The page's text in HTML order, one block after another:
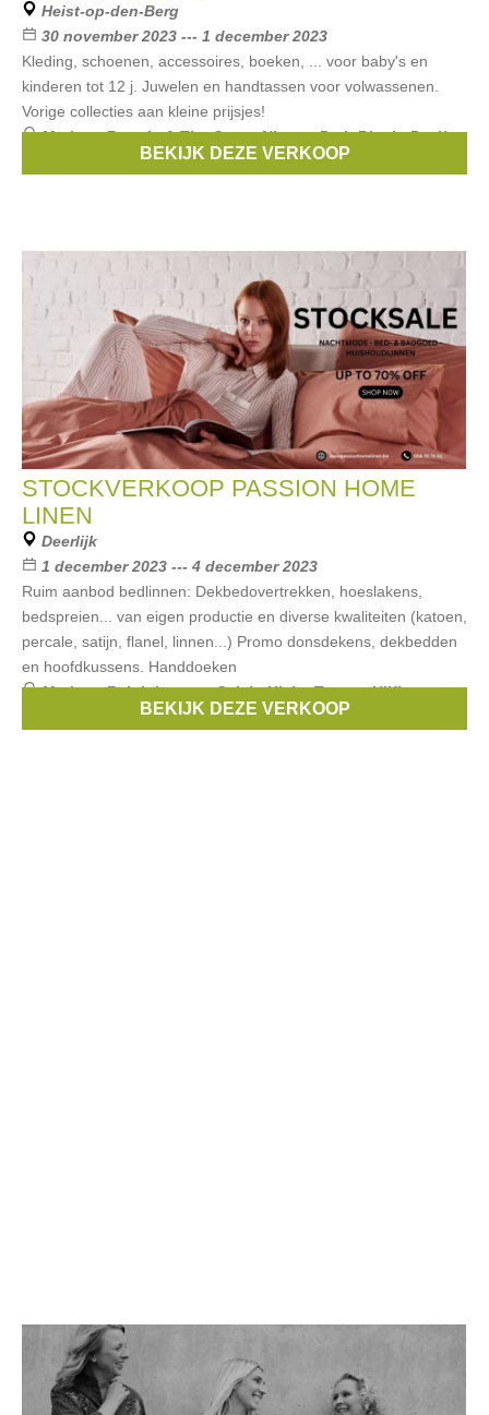
Heist-op-den-Berg
30 november 2023 --- 1 december 2023
Kleding, schoenen, accessoires, boeken, ... voor baby's en
kinderen tot 12 j. Juwelen en handtassen voor volwassenen.
Vorige collecties aan kleine prijsjes!
Merken:Bonnie & The Gang,Nixnut,Petit Blush,Paviè,
BEKIJK DEZE VERKOOP
STOCKVERKOOP PASSION HOME
LINEN
Deerlijk
1 december 2023 --- 4 december 2023
Ruim aanbod bedlinnen: Dekbedovertrekken, hoeslakens,
bedspreien... van eigen productie en diverse kwaliteiten (katoen,
percale, satijn, flanel, linnen...) Promo donsdekens, dekbedden
en hoofdkussens. Handdoeken
Merken:Ralph Lauren,Calvin Klein,Tommy Hilfiger,
Ringella, ...
BEKIJK DEZE VERKOOP